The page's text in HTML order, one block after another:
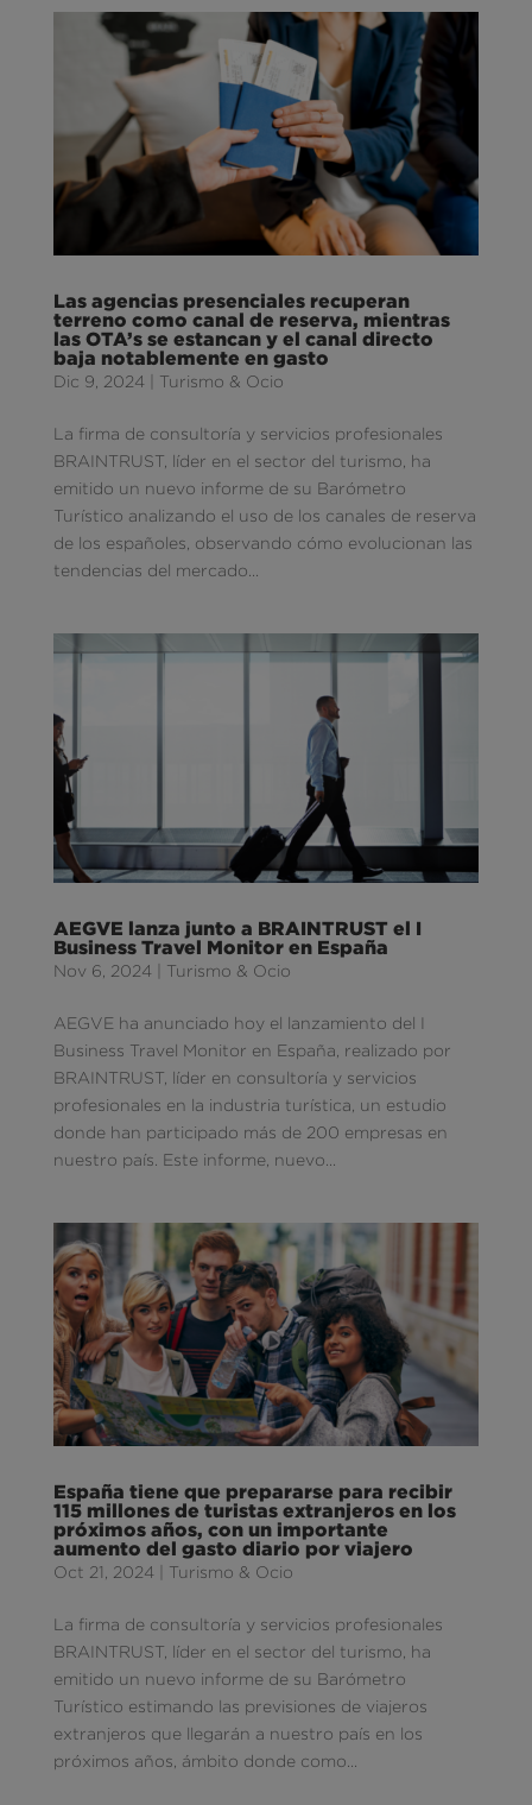
Las agencias presenciales recuperan
terreno como canal de reserva, mientras
las OTA’s se estancan y el canal directo
baja notablemente en gasto
Dic 9, 2024| Turismo & Ocio
La firma de consultoría y servicios profesionales
BRAINTRUST, líder en el sector del turismo, ha
emitido un nuevo informe de su Barómetro
Turístico analizando el uso de los canales de reserva
de los españoles, observando cómo evolucionan las
tendencias del mercado...
AEGVE lanza junto a BRAINTRUST el I
Business Travel Monitor en España
Nov 6, 2024| Turismo & Ocio
AEGVE ha anunciado hoy el lanzamiento del I
Business Travel Monitor en España, realizado por
BRAINTRUST, líder en consultoría y servicios
profesionales en la industria turística, un estudio
donde han participado más de 200 empresas en
nuestro país. Este informe, nuevo...
España tiene que prepararse para recibir
115 millones de turistas extranjeros en los
próximos años, con un importante
aumento del gasto diario por viajero
Oct 21, 2024| Turismo & Ocio
La firma de consultoría y servicios profesionales
BRAINTRUST, líder en el sector del turismo, ha
emitido un nuevo informe de su Barómetro
Turístico estimando las previsiones de viajeros
extranjeros que llegarán a nuestro país en los
próximos años, ámbito donde como...